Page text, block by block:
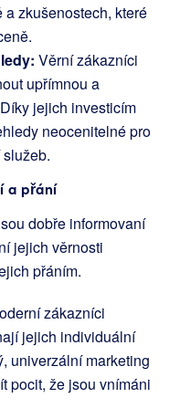
zkušenostech, které
Věrní zákazníci
upřímnou a
jejich investicím
neocenitelné pro
a přání
dobře informovaní
jejich věrnosti
přáním.
zákazníci
jejich individuální
univerzální marketing
pocit, že jsou vnímáni